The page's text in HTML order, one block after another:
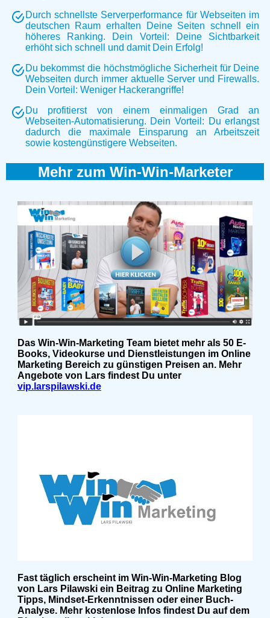
Durch schnellste Serverperformance für Webseiten im
deutschen Raum erhalten Deine Seiten schnell ein
höheres Ranking. Dein Vorteil: Deine Sichtbarkeit
erhöht sich schnell und damit Dein Erfolg!
Du bekommst die höchstmögliche Sicherheit für Deine
Webseiten durch immer aktuelle Server und Firewalls.
Dein Vorteil: Weniger Hackerangriffe!
Du profitierst von einem einmaligen Grad an
Webseiten-Automatisierung. Dein Vorteil: Du erlangst
dadurch die maximale Einsparung an Arbeitszeit
sowie kostengünstigere Webseiten.
Mehr zum Win-Win-Marketer
Das Win-Win-Marketing Team bietet mehr als 50 E-
Books, Videokurse und Dienstleistungen im Online
Marketing Bereich zu günstigen Preisen an. Mehr
Angebote von Lars findest Du unter
vip.larspilawski.de
Fast täglich erscheint im Win-Win-Marketing Blog
von Lars Pilawski ein Beitrag zu Online Marketing
Tipps, Mindset-Erkenntnissen oder einer Buch-
Analyse. Mehr kostenlose Infos findest Du auf dem